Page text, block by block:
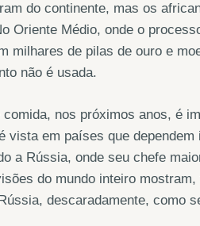
do continente, mas os
Oriente Médio, onde o
milhares de pilas de ouro e
não é usada.
nos próximos anos, é
em países que dependem
a Rússia, onde seu chefe
do mundo inteiro
descaradamente, como